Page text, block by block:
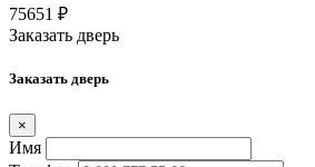
75651 ₽
Заказать дверь
Заказать дверь
×
Имя